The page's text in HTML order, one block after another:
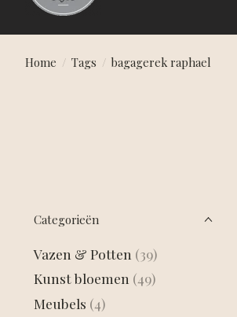
Home / Tags / bagagerek raphael
Categorieën
Vazen & Potten (39)
Kunst bloemen (49)
Meubels (4)